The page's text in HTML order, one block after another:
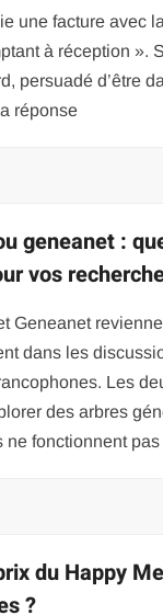
une facture avec
à réception ».
persuadé d’être
réponse
geneanet :
vos
Geneanet
dans les
Les
des arbres
ne fonctionnent
du Happy
?